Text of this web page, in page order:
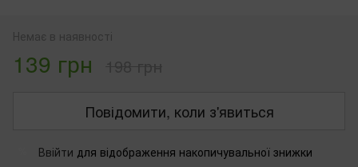
Немає в наявності
139 грн
Повідомити, коли з'явиться
Ввійти для відображення накопичувальної знижки